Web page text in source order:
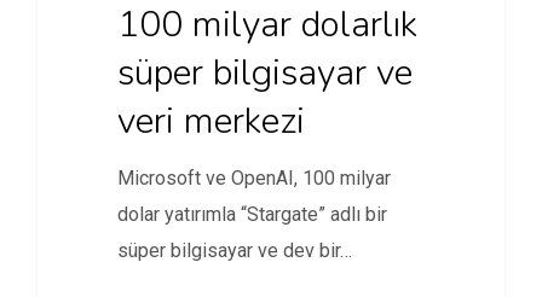
100 milyar dolarlık
süper bilgisayar ve
veri merkezi
Microsoft ve OpenAI, 100 milyar
dolar yatırımla “Stargate” adlı bir
süper bilgisayar ve dev bir…